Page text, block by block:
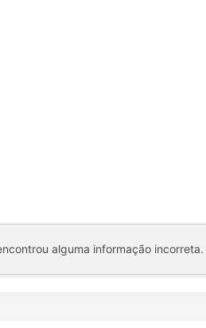
alguma informação incorreta.